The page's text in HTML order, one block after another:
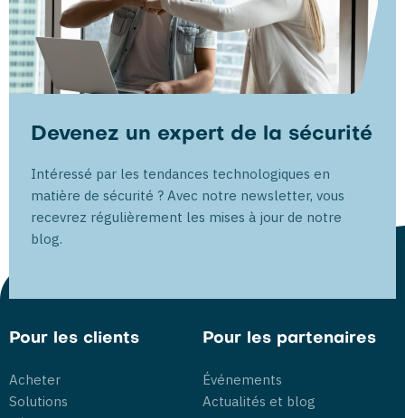
Devenez un expert de la sécurité
Intéressé par les tendances technologiques en
matière de sécurité ? Avec notre newsletter, vous
recevrez régulièrement les mises à jour de notre
blog.
Pour les clients
Acheter
Solutions
Pour les partenaires
Événements
Actualités et blog